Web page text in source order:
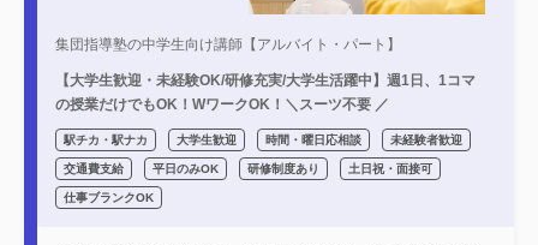
集団指導塾の中学生向け講師【アルバイト・パート】
【大学生歓迎・未経験OK/研修充実/大学生活躍中】週1日、1コマ
の授業だけでもOK！WワークOK！＼スーツ不要 ／
駅チカ・駅ナカ 大学生歓迎 時間・曜日応相談 未経験者歓迎
交通費支給 平日のみOK 研修制度あり 土日祝・面接可
仕事ブランクOK